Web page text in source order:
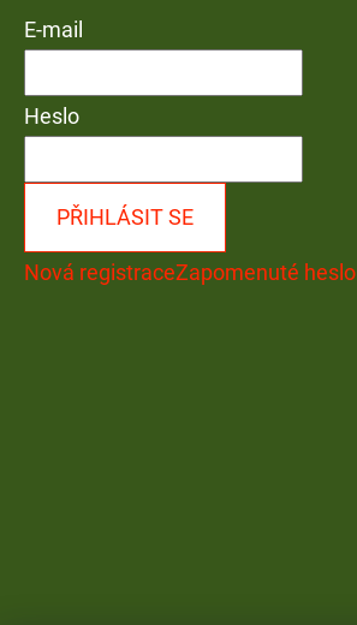
E-mail
Heslo
PŘIHLÁSIT SE
Nová registraceZapomenuté heslo